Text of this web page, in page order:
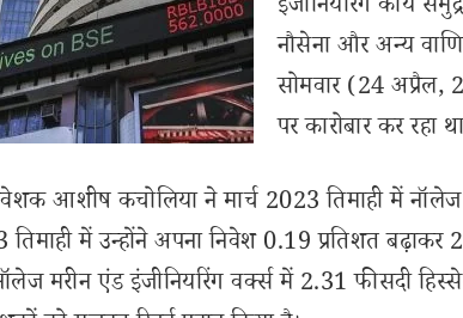
इंजीनियरिंग कार्य
नौसेना और अन्य
सोमवार (24
पर कारोबार कर रहा
आशीष कचोलिया ने मार्च 2023 तिमाही में
तिमाही में उन्होंने अपना निवेश 0.19 प्रतिशत
मरीन एंड इंजीनियरिंग वर्क्स में 2.31 फीसदी